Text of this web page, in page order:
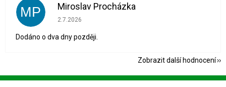
MP Miroslav Procházka
Hodnocení obchodu je 1 z 5 hvězdiček.
2.7.2026
Dodáno o dva dny později.
Zobrazit další hodnocení
Z